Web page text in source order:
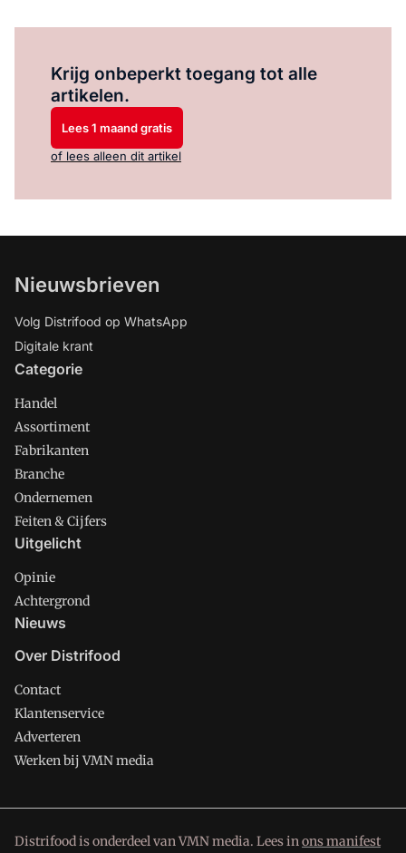
Krijg onbeperkt toegang tot alle
artikelen.
Lees 1 maand gratis
of lees alleen dit artikel
Nieuwsbrieven
Volg Distrifood op WhatsApp
Digitale krant
Categorie
Handel
Assortiment
Fabrikanten
Branche
Ondernemen
Feiten & Cijfers
Uitgelicht
Opinie
Achtergrond
Nieuws
Over Distrifood
Contact
Klantenservice
Adverteren
Werken bij VMN media
Distrifood is onderdeel van VMN media. Lees inons manifest